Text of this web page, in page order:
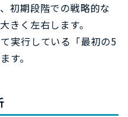
初期段階での戦略的な
きく左右します。
実行している「最初の5
す。